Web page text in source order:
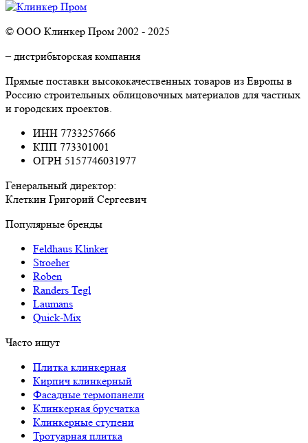
© ООО Клинкер Пром 2002 - 2025
– дистрибьторская компания
Прямые поставки высококачественных товаров из Европы в
Россию строительных облицовочных материалов для частных
и городских проектов.
ИНН 7733257666
КПП 773301001
ОГРН 5157746031977
Генеральный директор:
Клеткин Григорий Сергеевич
Популярные бренды
Feldhaus Klinker
Stroeher
Roben
Randers Tegl
Laumans
Quick-Mix
Часто ищут
Плитка клинкерная
Кирпич клинкерный
Фасадные термопанели
Клинкерная брусчатка
Клинкерные ступени
Тротуарная плитка